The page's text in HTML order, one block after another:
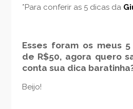
*Para conferir as 5 dicas da
Esses foram os meus
de R$50, agora quero
conta sua dica
Beijo!